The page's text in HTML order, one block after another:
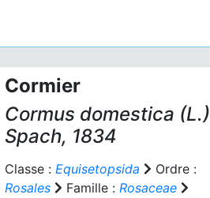
Cormier
Cormus domestica (L.)
Spach, 1834
Classe : Equisetopsida
Ordre :
Rosales
Famille : Rosaceae